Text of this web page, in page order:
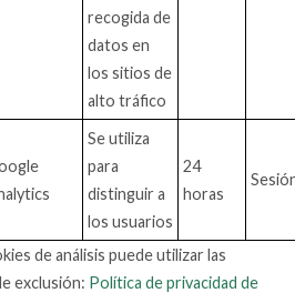
recogida de
datos en
los sitios de
alto tráfico
Se utiliza
para
distinguir a
los usuarios
24
horas
de análisis puede utilizar las
exclusión: Política de privacidad de